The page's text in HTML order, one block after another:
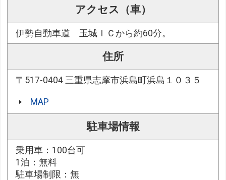
アクセス（車）
伊勢自動車道 玉城ＩＣから約60分。
住所
〒517-0404 三重県志摩市浜島町浜島１０３５
MAP
駐車場情報
乗用車：100台可
1泊：無料
駐車場制限：無